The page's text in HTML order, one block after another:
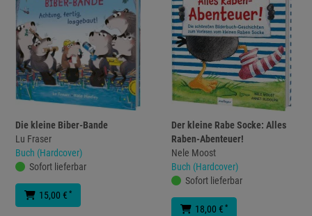
Die kleine Biber-Bande
Lu Fraser
Buch (Hardcover)
Sofort lieferbar
15,00 € *
Der kleine Rabe Socke: Alles
Raben-Abenteuer!
Nele Moost
Buch (Hardcover)
Sofort lieferbar
18,00 € *